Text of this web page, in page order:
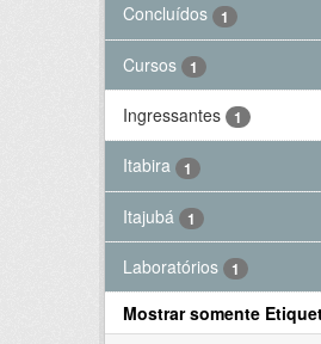
Concluídos 1
Cursos 1
Ingressantes 1
Itabira 1
Itajubá 1
Laboratórios 1
Mostrar somente